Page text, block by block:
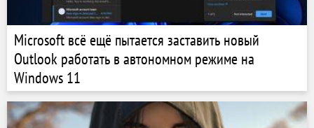
Microsoft всё ещё пытается заставить новый
Outlook работать в автономном режиме на
Windows 11